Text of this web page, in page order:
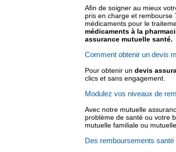
Afin de soigner au mieux
pris en charge et rembourse
médicaments pour le
médicaments à la
assurance mutuelle santé.
Comment obtenir un devis
Pour obtenir un devis
clics et sans engagement.
Modulez vos niveaux de
Avec notre mutuelle
problème de santé ou votre
mutuelle familiale ou
Des remboursements